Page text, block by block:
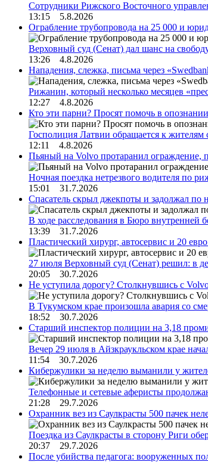
Сотрудники Рижского Восточного
13:15 5.8.2026
Ограбление трубопровода на 25 000 и
Верховный суд (Сенат) дал шанс на
13:26 4.8.2026
Нападения, слежка, письма через
Рижанин, который несколько месяцев
12:27 4.8.2026
Кто эти парни? Просят помочь в
Госполиция Латвии обращается к
12:11 4.8.2026
Пьяный на Volvo протаранил ограждение,
Ночная поездка нетрезвого водителя по
15:01 31.7.2026
Спасатель скрыл джекпоты и задолжал по
В ходе расследования в Бюро внутренней
13:39 31.7.2026
Пластический хирург, автосервис и 20
27 июля Верховный суд (Сенат) решил: в
20:05 30.7.2026
Не уступила дорогу? Столкнувшись с
В Тукумском крае произошла авария со
18:52 30.7.2026
Старший инспектор полиции на 3,18
Вечер 29 июля в Айзкраукльском крае
11:54 30.7.2026
Кибержулики за неделю выманили у
Телефонные и сетевые аферисты
21:28 29.7.2026
Охранник вез из Саулкрасты 500 пачек
Поездка из Саулкрасты в сторону Риги
20:37 29.7.2026
После убийства педагога: вооруженных